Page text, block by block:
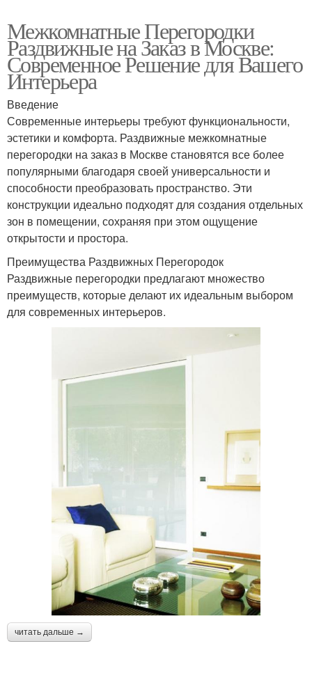
Межкомнатные Перегородки
Раздвижные на Заказ в Москве:
Современное Решение для Вашего
Интерьера
Введение
Современные интерьеры требуют функциональности,
эстетики и комфорта. Раздвижные межкомнатные
перегородки на заказ в Москве становятся все более
популярными благодаря своей универсальности и
способности преобразовать пространство. Эти
конструкции идеально подходят для создания отдельных
зон в помещении, сохраняя при этом ощущение
открытости и простора.
Преимущества Раздвижных Перегородок
Раздвижные перегородки предлагают множество
преимуществ, которые делают их идеальным выбором
для современных интерьеров.
читать дальше →